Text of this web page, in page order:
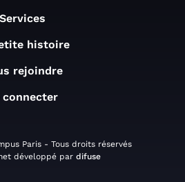
Services
histoire
rejoindre
connecter
Paris - Tous droits réservés
développé par difuse